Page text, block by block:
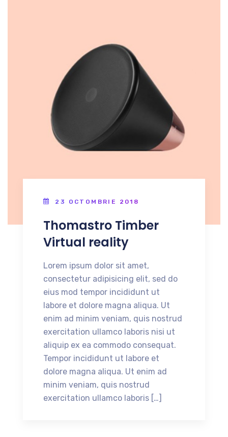
23 OCTOMBRIE 2018
Thomastro Timber
Virtual reality
Lorem ipsum dolor sit amet,
consectetur adipisicing elit, sed do
eius mod tempor incididunt ut
labore et dolore magna aliqua. Ut
enim ad minim veniam, quis nostrud
exercitation ullamco laboris nisi ut
aliquip ex ea commodo consequat.
Tempor incididunt ut labore et
dolore magna aliqua. Ut enim ad
minim veniam, quis nostrud
exercitation ullamco laboris […]